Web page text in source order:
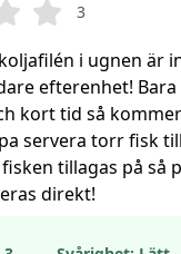
3
i ugnen är
efterenhet!
kort tid så
servera torr fisk
tillagas på så
direkt!